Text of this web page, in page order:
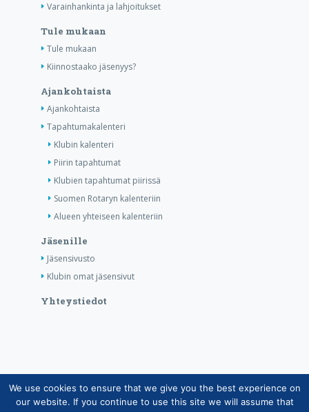
Varainhankinta ja lahjoitukset
Tule mukaan
Tule mukaan
Kiinnostaako jäsenyys?
Ajankohtaista
Ajankohtaista
Tapahtumakalenteri
Klubin kalenteri
Piirin tapahtumat
Klubien tapahtumat piirissä
Suomen Rotaryn kalenteriin
Alueen yhteiseen kalenteriin
Jäsenille
Jäsensivusto
Klubin omat jäsensivut
Yhteystiedot
Copyright © Suomen Rotarypalvelu ry 2026 |
Jäsentietojärjestelmän tietosuojaseloste|Henkilötietojen
We use cookies to ensure that we give you the best experience on
our website. If you continue to use this site we will assume that